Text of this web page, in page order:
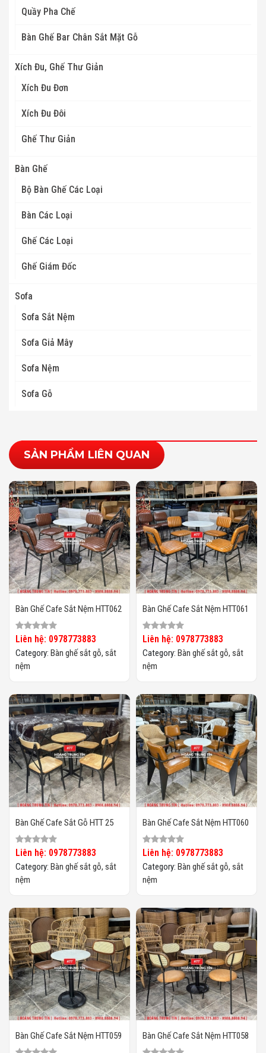
Quầy Pha Chế
Bàn Ghế Bar Chân Sắt Mặt Gỗ
Xích Đu, Ghế Thư Giản
Xích Đu Đơn
Xích Đu Đôi
Ghế Thư Giản
Bàn Ghế
Bộ Bàn Ghế Các Loại
Bàn Các Loại
Ghế Các Loại
Ghế Giám Đốc
Sofa
Sofa Sắt Nệm
Sofa Giả Mây
Sofa Nệm
Sofa Gỗ
SẢN PHẨM LIÊN QUAN
Bàn Ghế Cafe Sắt Nệm HTT062
Liên hệ: 0978773883
Category: Bàn ghế sắt gỗ, sắt
nệm
Bàn Ghế Cafe Sắt Nệm HTT061
Liên hệ: 0978773883
Category: Bàn ghế sắt gỗ, sắt
nệm
Bàn Ghế Cafe Sắt Gỗ HTT 25
Liên hệ: 0978773883
Category: Bàn ghế sắt gỗ, sắt
nệm
Bàn Ghế Cafe Sắt Nệm HTT060
Liên hệ: 0978773883
Category: Bàn ghế sắt gỗ, sắt
nệm
Bàn Ghế Cafe Sắt Nệm HTT059 Bàn Ghế Cafe Sắt Nệm HTT058